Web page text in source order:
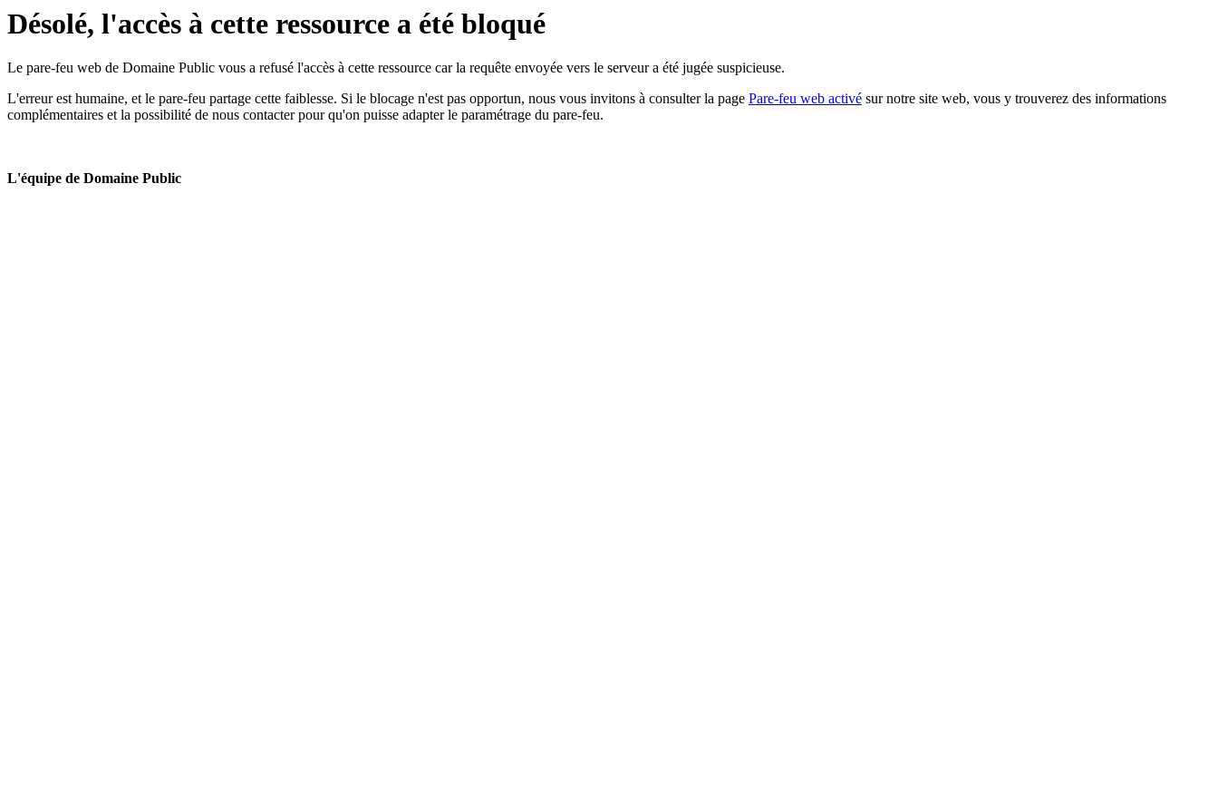
Désolé, l'accès à cette ressource a été bloqué
Le pare-feu web de Domaine Public vous a refusé l'accès à cette ressource car la requête envoyée vers le serveur a été jugée suspicieuse.
L'erreur est humaine, et le pare-feu partage cette faiblesse. Si le blocage n'est pas opportun, nous vous invitons à consulter la page Pare-feu web activé sur notre site web, vous y trouverez des informations
complémentaires et la possibilité de nous contacter pour qu'on puisse adapter le paramétrage du pare-feu.
L'équipe de Domaine Public